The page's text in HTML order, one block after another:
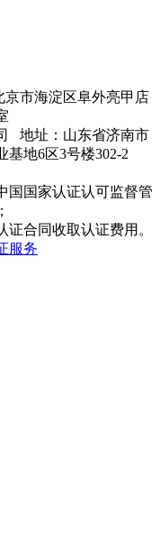
市海淀区阜外亮甲店
地址：山东省济南市
地6区3号楼302-2
国国家认证认可监督管
合同收取认证费用。